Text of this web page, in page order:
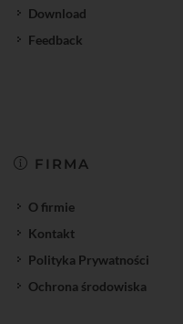
Download
Feedback
FIRMA
O firmie
Kontakt
Polityka Prywatności
Ochrona środowiska